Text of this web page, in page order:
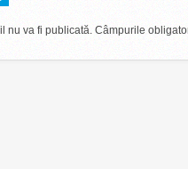
nu va fi publicată. Câmpurile